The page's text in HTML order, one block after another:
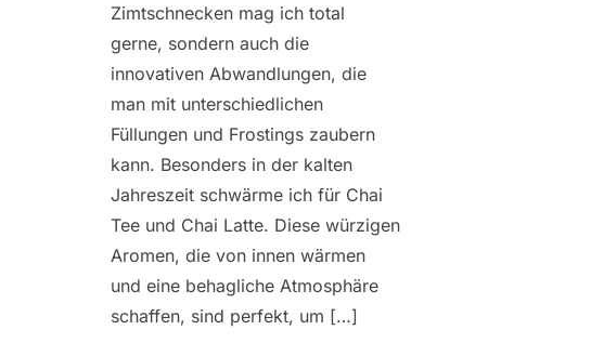
Zimtschnecken mag ich total
gerne, sondern auch die
innovativen Abwandlungen, die
man mit unterschiedlichen
Füllungen und Frostings zaubern
kann. Besonders in der kalten
Jahreszeit schwärme ich für Chai
Tee und Chai Latte. Diese würzigen
Aromen, die von innen wärmen
und eine behagliche Atmosphäre
schaffen, sind perfekt, um […]